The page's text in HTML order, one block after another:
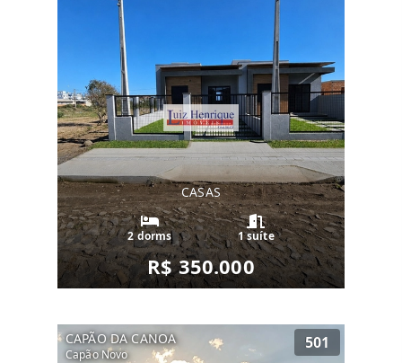
CASAS
2 dorms 1 suíte
R$ 350.000
CAPÃO DA CANOA
Capão Novo
501